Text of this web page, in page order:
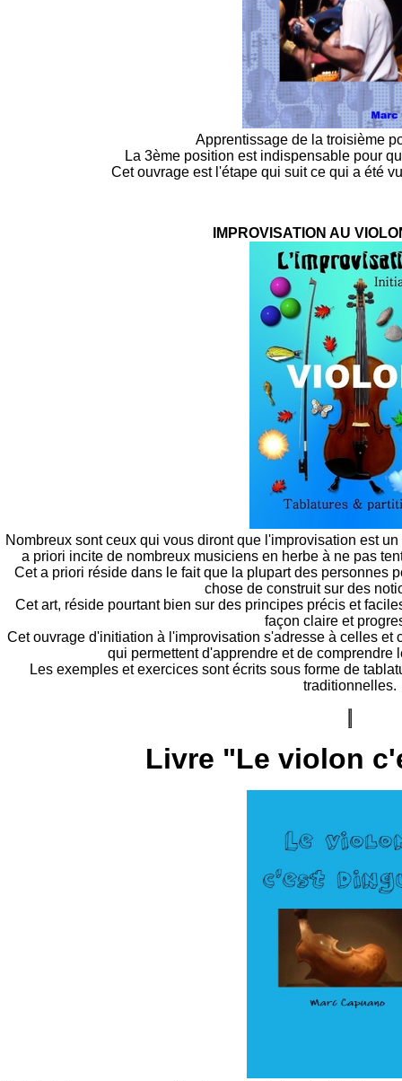
Apprentissage de la troisième
La 3ème position est indispensable pour
Cet ouvrage est l'étape qui suit ce qui a été
IMPROVISATION AU
Nombreux sont ceux qui vous diront que l'improvisation est
a priori incite de nombreux musiciens en herbe à ne pas
Cet a priori réside dans le fait que la plupart des personnes
chose de construit sur des
Cet art, réside pourtant bien sur des principes précis et
façon claire et
Cet ouvrage d'initiation à l'improvisation s'adresse à celles et
qui permettent d'apprendre et de comprendre
Les exemples et exercices sont écrits sous forme de
traditionnelles.
Livre "Le violon